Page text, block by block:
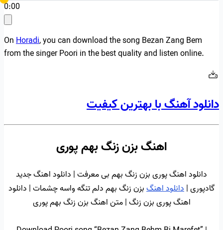
0:00
OnHoradi, you can download the song Bezan Zang Bem
from the singer Poori in the best quality and listen online.
دانلود آهنگ با بهترین کیفیت
اهنگ بزن زنگ بهم پوری
دانلود اهنگ پوری بزن زنگ بهم بی معرفت | دانلود اهنگ جدید
گادپوری |دانلود اهنگبزن زنگ بهم دلم تنگه واسه چشمات | دانلود
اهنگ پوری بزن زنگ | متن اهنگ بزن زنگ بهم پوری